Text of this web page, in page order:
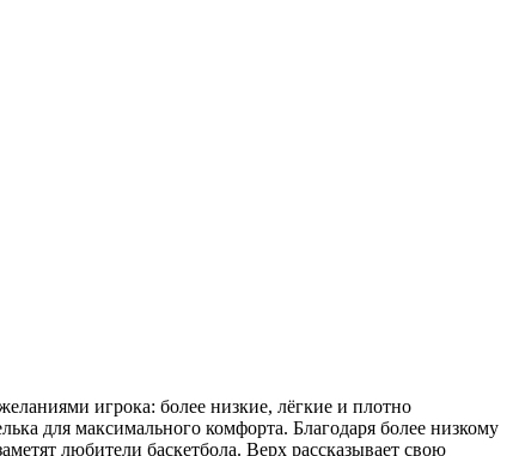
игрока: более низкие, лёгкие и плотно
для максимального комфорта. Благодаря более низкому
любители баскетбола. Верх рассказывает свою